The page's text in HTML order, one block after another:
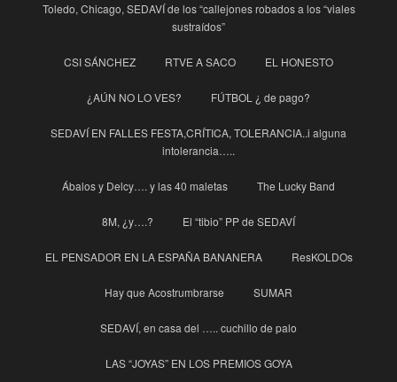
Toledo, Chicago, SEDAVÍ de los “callejones robados a los “viales
sustraídos”
CSI SÁNCHEZ RTVE A SACO EL HONESTO
¿AÚN NO LO VES? FÚTBOL ¿ de pago?
SEDAVÍ EN FALLES FESTA,CRÍTICA, TOLERANCIA..i alguna
intolerancia…..
Ábalos y Delcy…. y las 40 maletas The Lucky Band
8M, ¿y….? El “tibio” PP de SEDAVÍ
EL PENSADOR EN LA ESPAÑA BANANERA ResKOLDOs
Hay que Acostrumbrarse SUMAR
SEDAVÍ, en casa del ….. cuchillo de palo
LAS “JOYAS” EN LOS PREMIOS GOYA